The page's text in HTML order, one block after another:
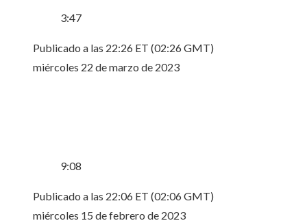
3:47
Publicado a las 22:26 ET (02:26 GMT)
miércoles 22 de marzo de 2023
9:08
Publicado a las 22:06 ET (02:06 GMT)
miércoles 15 de febrero de 2023